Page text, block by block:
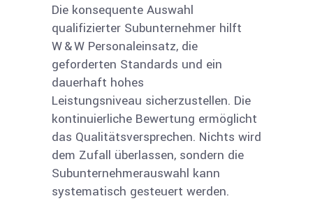
Die konsequente Auswahl
qualifizierter Subunternehmer hilft
W & W Personaleinsatz, die
geforderten Standards und ein
dauerhaft hohes
Leistungsniveau sicherzustellen. Die
kontinuierliche Bewertung ermöglicht
das Qualitätsver­sprechen. Nichts wird
dem Zufall überlassen, sondern die
Subunternehmerauswahl kann
systematisch gesteuert werden.